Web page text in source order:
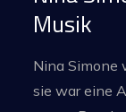
Musik
Nina Simone
sie war eine